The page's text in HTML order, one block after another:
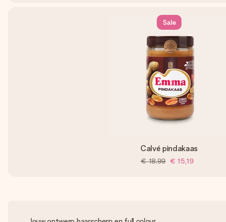
Sale
Calvé pindakaas
€ 18,99 € 15,19